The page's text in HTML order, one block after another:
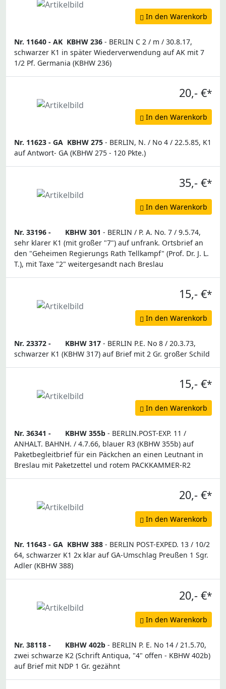
In den Warenkorb
Nr. 11640 - AK KBHW 236 - BERLIN C 2 / m / 30.8.17,
schwarzer K1 in später Wiederverwendung auf AK mit 7
1/2 Pf. Germania (KBHW 236)
20,- €*
In den Warenkorb
Nr. 11623 - GA KBHW 275 - BERLIN, N. / No 4 / 22.5.85, K1
auf Antwort- GA (KBHW 275 - 120 Pkte.)
35,- €*
In den Warenkorb
Nr. 33196 - KBHW 301 - BERLIN / P. A. No. 7 / 9.5.74,
sehr klarer K1 (mit großer "7") auf unfrank. Ortsbrief an
den "Geheimen Regierungs Rath Tellkampf" (Prof. Dr. J. L.
T.), mit Taxe "2" weitergesandt nach Breslau
15,- €*
In den Warenkorb
Nr. 23372 - KBHW 317 - BERLIN P.E. No 8 / 20.3.73,
schwarzer K1 (KBHW 317) auf Brief mit 2 Gr. großer Schild
15,- €*
In den Warenkorb
Nr. 36341 - KBHW 355b - BERLIN.POST-EXP. 11 /
ANHALT. BAHNH. / 4.7.66, blauer R3 (KBHW 355b) auf
Paketbegleitbrief für ein Päckchen an einen Leutnant in
Breslau mit Paketzettel und rotem PACKKAMMER-R2
20,- €*
In den Warenkorb
Nr. 11643 - GA KBHW 388 - BERLIN POST-EXPED. 13 / 10/2
64, schwarzer K1 2x klar auf GA-Umschlag Preußen 1 Sgr.
Adler (KBHW 388)
20,- €*
In den Warenkorb
Nr. 38118 - KBHW 402b - BERLIN P. E. No 14 / 21.5.70,
zwei schwarze K2 (Schrift Antiqua, "4" offen - KBHW 402b)
auf Brief mit NDP 1 Gr. gezähnt